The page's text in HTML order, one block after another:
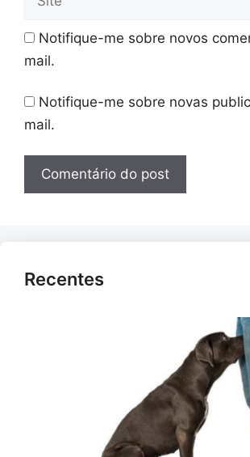
Notifique-me sobre novos
mail.
Notifique-me sobre novas
mail.
Recentes